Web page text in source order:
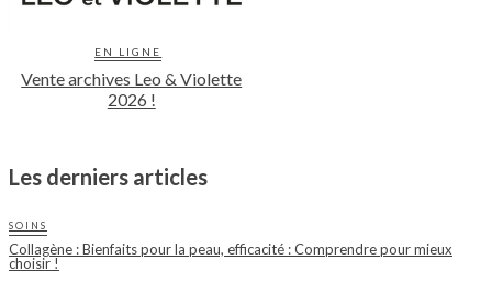
EN LIGNE
Vente archives Leo & Violette
2026 !
Les derniers articles
SOINS
Collagène : Bienfaits pour la peau, efficacité : Comprendre pour mieux
choisir !